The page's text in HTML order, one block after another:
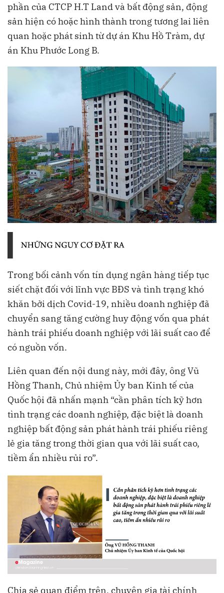
phần của CTCP H.T Land và bất động sản, động
sản hiện có hoặc hình thành trong tương lai liên
quan hoặc phát sinh từ dự án Khu Hồ Tràm, dự
án Khu Phước Long B.
Trong bối cảnh vốn tín dụng ngân hàng tiếp tục
siết chặt đối với lĩnh vực BĐS và tình trạng khó
khăn bởi dịch Covid-19, nhiều doanh nghiệp đã
chuyển sang tăng cường huy động vốn qua phát
hành trái phiếu doanh nghiệp với lãi suất cao để
có nguồn vốn.
Liên quan đến nội dung này, mới đây, ông Vũ
Hồng Thanh, Chủ nhiệm Ủy ban Kinh tế của
Quốc hội đã nhấn mạnh “cần phân tích kỹ hơn
tình trạng các doanh nghiệp, đặc biệt là doanh
nghiệp bất động sản phát hành trái phiếu riêng
lẻ gia tăng trong thời gian qua với lãi suất cao,
tiềm ẩn nhiều rủi ro”.
Chia sẻ quan điểm trên, chuyên gia tài chính